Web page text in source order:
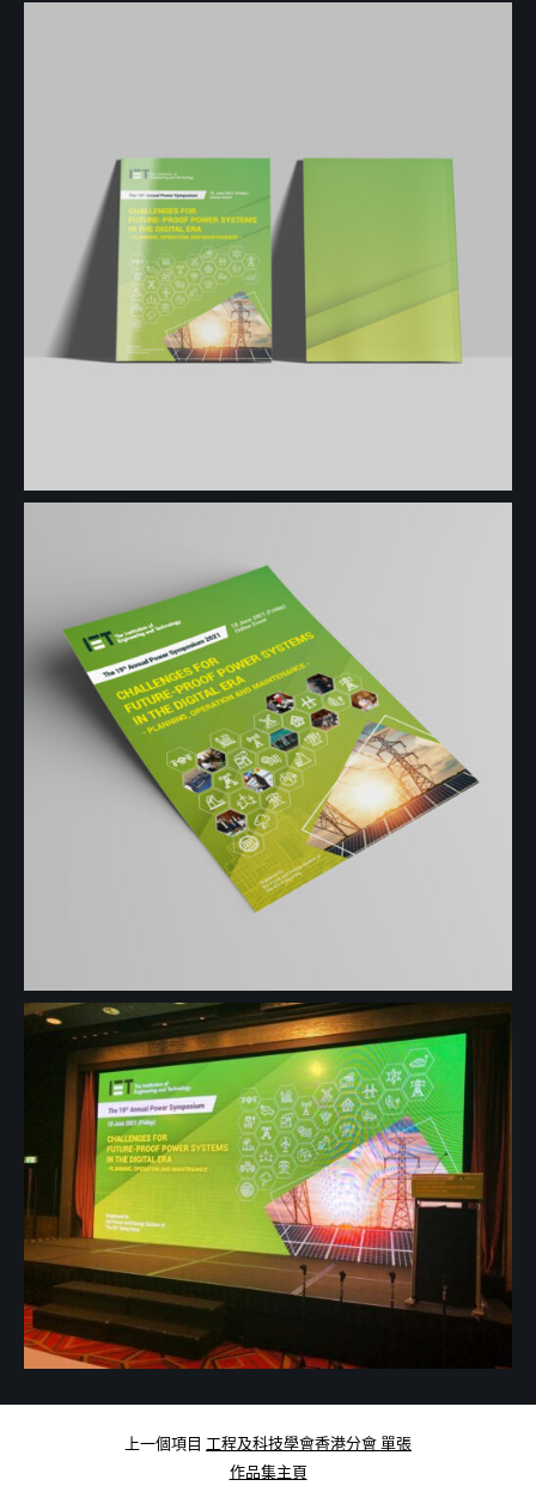
上一個項目 工程及科技學會香港分會 單張
作品集主頁